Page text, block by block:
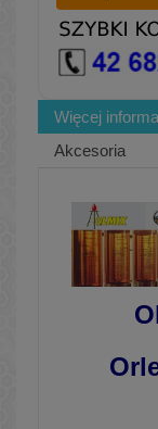
Więcej
Akcesoria